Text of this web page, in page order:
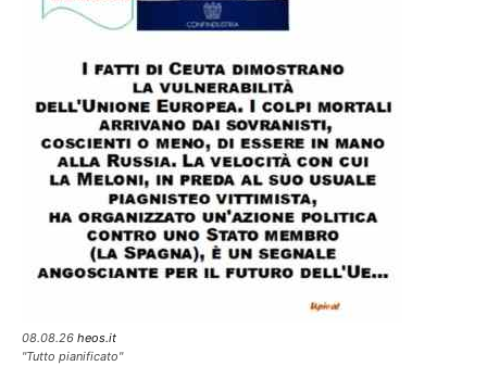
08.08.26 heos.it
"Tutto pianificato"